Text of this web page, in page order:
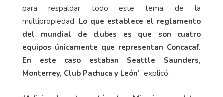
para respaldar todo este tema de la
multipropiedad. Lo que establece el reglamento
del mundial de clubes es que son cuatro
equipos únicamente que representan Concacaf.
En este caso estaban Seattle Saunders,
Monterrey, Club Pachuca y León”, explicó.